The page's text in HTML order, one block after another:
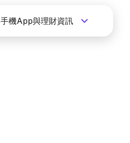
手機App與理財資訊